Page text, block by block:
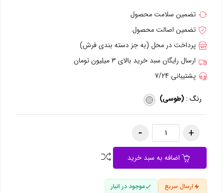
تضمین سلامت محصول
تضمین اصالت محصول
پرداخت در محل (به جز دسته بندی فرش)
ارسال رایگان سبد خرید بالای 3 میلیون تومان
پشتیبانی 7/24
رنگ : (طوسی)
اضافه به سبد خرید
ارسال سریع موجود در انبار